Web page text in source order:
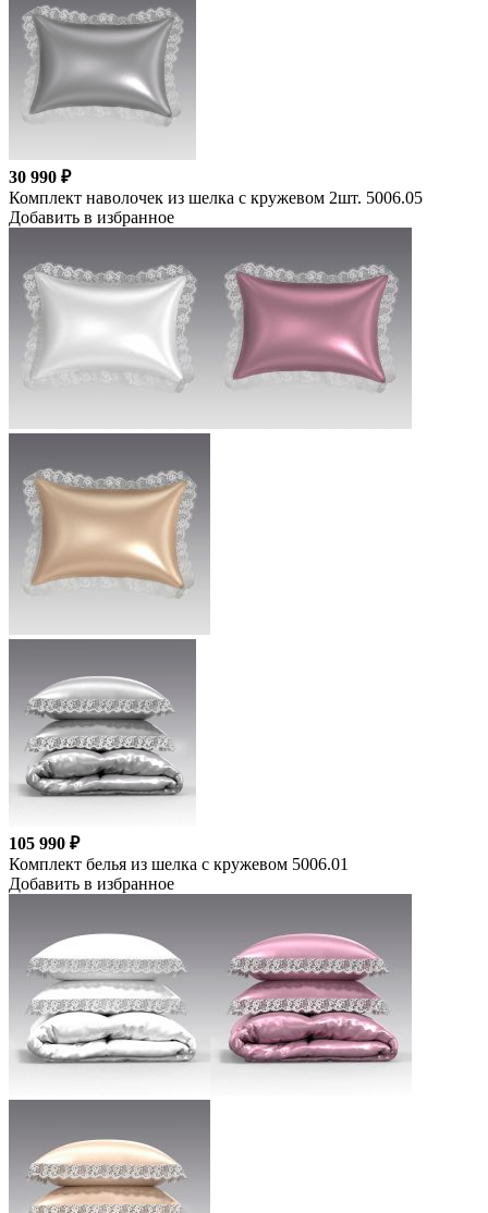
30 990 ₽
Комплект наволочек из шелка с кружевом 2шт. 5006.05
Добавить в избранное
105 990 ₽
Комплект белья из шелка с кружевом 5006.01
Добавить в избранное